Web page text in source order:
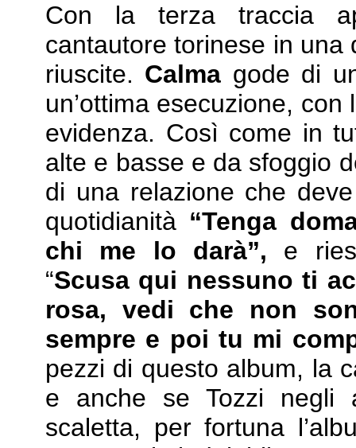
Con la terza traccia
cantautore torinese in una
riuscite. Calma gode di
un’ottima esecuzione,
evidenza. Così come in
alte e basse e da sfoggio
di una relazione che
quotidianità “Tenga
chi me lo darà”, e
“Scusa qui nessuno ti
rosa, vedi che non
sempre e poi tu mi
pezzi di questo album, la
e anche se Tozzi negli
scaletta, per fortuna